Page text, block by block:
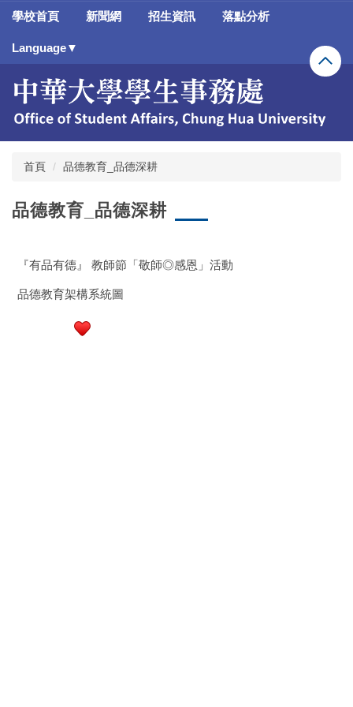
跳
主
容
區
學校首頁 新聞網 招生資訊 落點分析
Language▼
首頁 品德教育_品德深耕
品德教育_品德深耕
『有品有德』 教師節「敬師◎感恩」活動
品德教育架構系統圖